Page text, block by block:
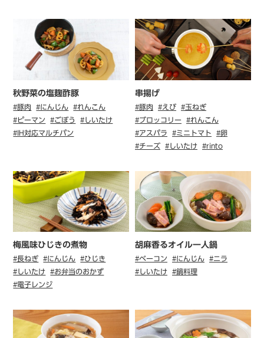
秋野菜の塩麹酢豚
#豚肉 #にんじん
#れんこん
#ピーマン
#ごぼう
#しいたけ
#IH対応マルチパン
串揚げ
#豚肉 #えび
#玉ねぎ
#ブロッコリー
#れんこん
#アスパラ
#ミニトマト
#卵
#チーズ
#しいたけ #rinto
梅風味ひじきの煮物
#長ねぎ #にんじん
#ひじき
#しいたけ
#お弁当のおかず
#電子レンジ
胡⿇⾹るオイル⼀⼈鍋
#ベーコン #にんじん
#ニラ
#しいたけ
#鍋料理